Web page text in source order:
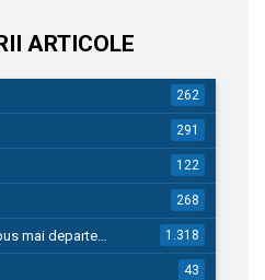
ARTICOLE
262
291
122
268
mai departe… 1.318
43